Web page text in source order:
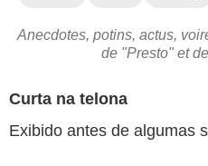
Anecdotes, potins, actus,
de "Presto" et
Curta na telona
Exibido antes de algumas